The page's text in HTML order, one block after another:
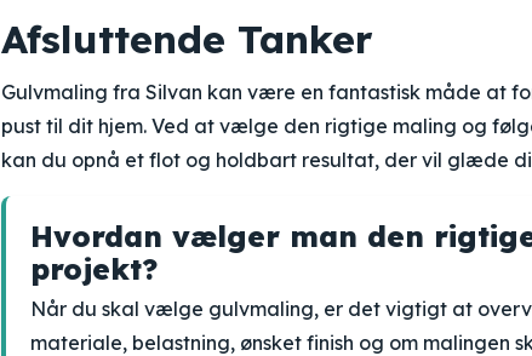
Afsluttende Tanker
Gulvmaling fra Silvan kan være en fantastisk måde at
pust til dit hjem. Ved at vælge den rigtige maling og
kan du opnå et flot og holdbart resultat, der vil glæde
Hvordan vælger man den
projekt?
Når du skal vælge gulvmaling, er det vigtigt at
materiale, belastning, ønsket finish og om malingen